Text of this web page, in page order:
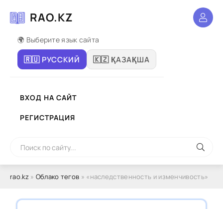
RAO.KZ
🌍 Выберите язык сайта
🇷🇺 РУССКИЙ 🇰🇿 ҚАЗАҚША
ВХОД НА САЙТ
РЕГИСТРАЦИЯ
rao.kz» Облако тегов » «наследственность и изменчивость»